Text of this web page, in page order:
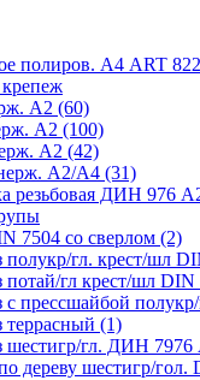
полиров. А4 ART
А2 (60)
А2 (100)
А2 (42)
А2/А4 (31)
резьбовая ДИН 976
7504 со сверлом (2)
полукр/гл. крест/шл
потай/гл крест/шл DIN
с прессшайбой
террасный (1)
шестигр/гл. ДИН 7976
дереву шестигр/гол.